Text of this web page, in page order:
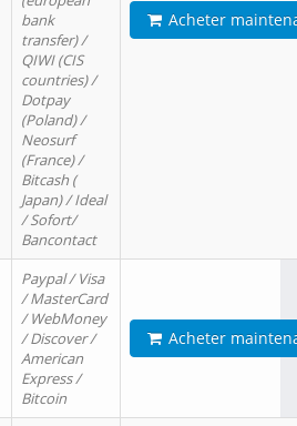
bank
transfer) /
QIWI (CIS
countries) /
Dotpay
(Poland) /
Neosurf
(France) /
Bitcash (
Japan) / Ideal
/ Sofort/
Bancontact
Acheter
Paypal / Visa
/ MasterCard
/ WebMoney
/ Discover /
American
Express /
Bitcoin
Acheter